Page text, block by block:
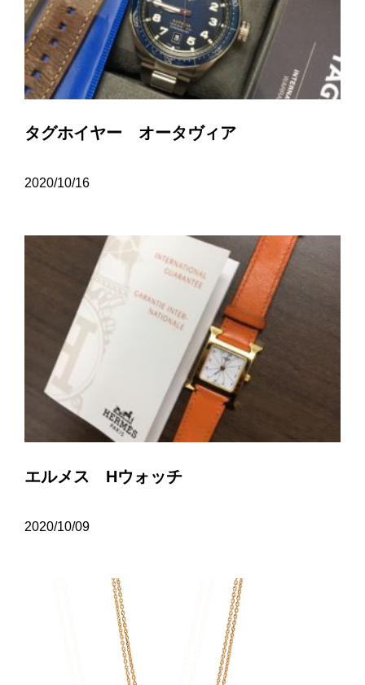
タグホイヤー オータヴィア
2020/10/16
エルメス Hウォッチ
2020/10/09